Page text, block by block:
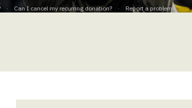
du Sud